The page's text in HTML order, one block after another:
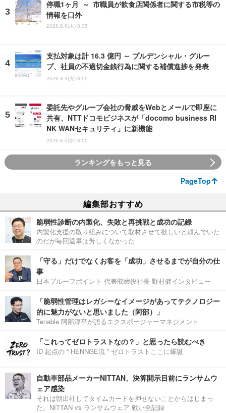
停職1ヶ月 ～ 市職員が飲食店関係者に関する市税等の
情報を口外
2026.8.6(木) 8:05
支払対象は計 16.3 億円 ～ プルデンシャル・グルー
プ、社員の不適切金銭行為に関する補償進捗を発表
2026.8.4(火) 8:05
委託先やグループ会社の脅威をWebとメールで即座に
共有、NTTドコモビジネスが「docomo business RI
NK WANセキュリティ」に新機能
2026.8.5(水) 8:00
ランキングをもっと見る
PageTop
編集部おすすめ
脆弱性診断の内製化、失敗と再挑戦と成功の記録
内製化支援の取り組みについて取材させて欲しいと頼んでいた
のだが毎回返事は芳しくなかった
「守る」だけでなくお客を「成功」させるまでが自分の仕
事
日本プルーフポイント 代表取締役社長 野村健インタビュー
「脆弱性管理はレガシーなイメージがあってテクノロジー
的に魅力がないと思いました（阿部）」
Tenable 阿部淳平が語るエクスポージャーマネジメント
「これってゼロトラストなの？」と思ったら読むべき
ID 起点の “ HENNGE流 ” ゼロトラストここに爆誕
自動車部品メーカーNITTAN、決算開示目前にランサムウ
ェア感染
それは朝出社してタイムカードを押せないことからはじまっ
た。NITTAN vs ランサムウェア 戦い全記録